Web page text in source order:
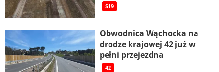
S19
Obwodnica Wąchocka na
drodze krajowej 42 już w
pełni przejezdna
42